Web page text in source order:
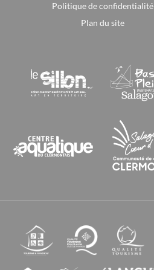
Politique de confidentialité
Plan du site